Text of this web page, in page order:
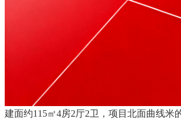
建面约115㎡4房2厅2卫，项目北面曲线米